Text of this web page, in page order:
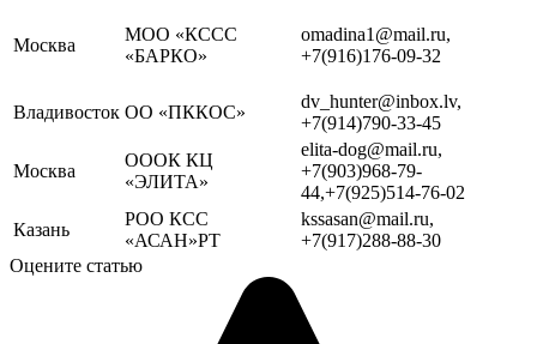
Москва
МОО «КССС
«БАРКО»
omadina1@mail.ru,
+7(916)176-09-32
Владивосток ОО «ПККОС»
dv_hunter@inbox.lv,
+7(914)790-33-45
Москва
ОООК КЦ
«ЭЛИТА»
elita-dog@mail.ru,
+7(903)968-79-
44,+7(925)514-76-02
Казань
РОО КСС
«АСАН»РТ
kssasan@mail.ru,
+7(917)288-88-30
Оцените статью